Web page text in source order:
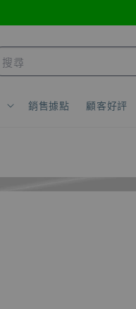
搜尋
銷售據點 顧客好評